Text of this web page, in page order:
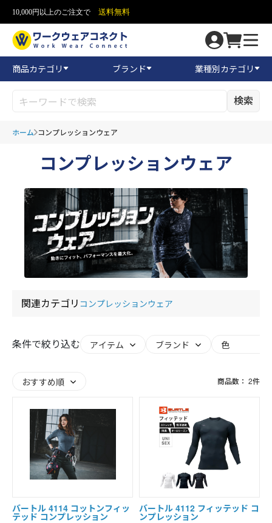
10,000円以上のご注文で 送料無料
商品カテゴリ ブランド 業種別カテゴリ
検索
ホーム コンプレッションウェア
コンプレッションウェア
関連カテゴリ コンプレッションウェア
条件で絞り込む
商品数： 2件
バートル 4114 コットンフィッ
テッド コンプレッション
バートル 4112 フィッテッド コ
ンプレッション